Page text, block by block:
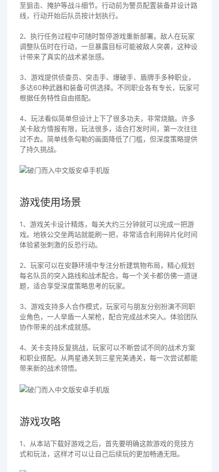
至狙击、掩护等战斗细节。行动前为警员配置装备并设计路
线，行动开始后队员按计划执行。
2、执行任务过程中可随时暂停游戏重新部署。敌人在玩家
调整队伍时在行动，一旦暴露目标可能被敌人突袭，这种设
计带来了真实的战术紧张感。
3、游戏提供侦查员、突击手、爆破手、盾牌手多种职业，
多达60种武器和装备可供选择。不同职业各有专长，玩家可
根据任务特性自由搭配。
4、玩法看似简单但设计上下了很多功夫，非常烧脑。许多
关卡敌方情报有限，玩法很多，适合打发时间，第一次往往
过不去。简单线条勾勒的画面降低了门槛，但深度策略提供
了持久挑战。
游戏使用场景
1、游戏关卡设计精炼，每关大约三分钟就可以完成一把游
戏。地铁公交坐两站就能刷一把，非常适合利用碎片化时间
体验紧张刺激的反恐行动。
2、玩家可以在安静环境中专注分析建筑物布局，精心规划
每名队员的突入路线和战术配合。每一个关卡都仿佛一道谜
题，适合享受深度策略思考的玩家。
3、游戏支持多人合作模式，玩家可与朋友分别扮演不同职
业角色，一人举盾一人架枪，配合完成战术突入。体验团队
协作带来的战术成就感。
4、关卡支持反复挑战，玩家可以不断尝试不同的战术方案
和职业搭配。从两星通关到三星完美通关，每一次尝试都能
带来新的战术领悟。
游戏攻略
1、从本站下载好游戏之后，首先要明确这款游戏的竞技方
式和玩法，这样才可以让自己后续玩的更加畅通无阻。